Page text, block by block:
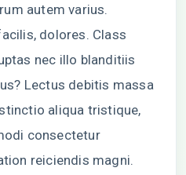
autem varius.
dolores. Class
nec illo blanditiis
Lectus debitis massa
aliqua tristique,
consectetur
reiciendis magni.